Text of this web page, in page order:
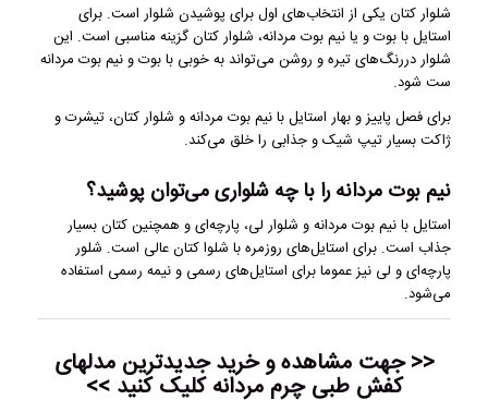
شلوار کتان یکی از انتخاب‌های اول برای پوشیدن شلوار است. برای
استایل با بوت و یا نیم بوت مردانه، شلوار کتان گزینه مناسبی است. این
شلوار دررنگ‌های تیره و روشن می‌تواند به خوبی با بوت و نیم بوت مردانه
ست شود.
برای فصل پاییز و بهار استایل با نیم بوت مردانه و شلوار کتان، تیشرت و
ژاکت بسیار تیپ شیک و جذابی را خلق می‌کند.
نیم بوت مردانه را با چه شلواری می‌توان پوشید؟
استایل با نیم بوت مردانه و شلوار لی، پارچه‌ای و همچنین کتان بسیار
جذاب است. برای استایل‌های روزمره با شلوا کتان عالی است. شلور
پارچه‌ای و لی نیز عموما برای استایل‌های رسمی و نیمه رسمی استفاده
می‌شود.
<< جهت مشاهده و خریدجدیدترین مدلهای
کفش طبی چرم مردانهکلیک کنید >>